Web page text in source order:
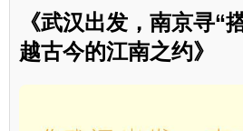
《武汉出发，南京寻“
越古今的江南之约》